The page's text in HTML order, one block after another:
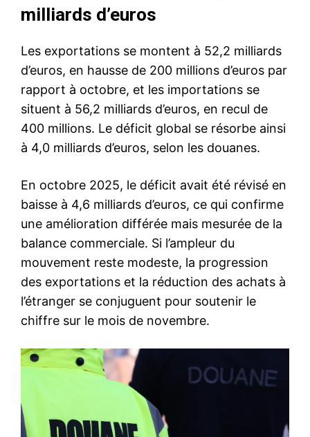
milliards d’euros
Les exportations se montent à 52,2 milliards
d’euros, en hausse de 200 millions d’euros par
rapport à octobre, et les importations se
situent à 56,2 milliards d’euros, en recul de
400 millions. Le déficit global se résorbe ainsi
à 4,0 milliards d’euros, selon les douanes.
En octobre 2025, le déficit avait été révisé en
baisse à 4,6 milliards d’euros, ce qui confirme
une amélioration différée mais mesurée de la
balance commerciale. Si l’ampleur du
mouvement reste modeste, la progression
des exportations et la réduction des achats à
l’étranger se conjuguent pour soutenir le
chiffre sur le mois de novembre.